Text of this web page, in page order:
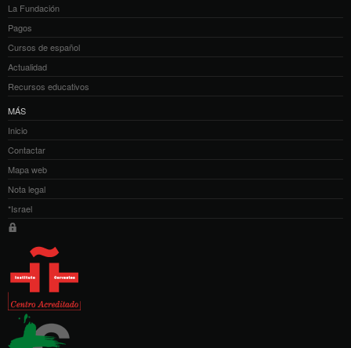
La Fundación
Pagos
Cursos de español
Actualidad
Recursos educativos
MÁS
Inicio
Contactar
Mapa web
Nota legal
*Israel